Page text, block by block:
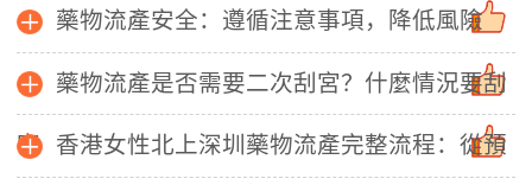
藥物流產安全：遵循注意事項，降低風險
藥物流產是否需要二次刮宮？什麼情況要刮
宮 香港女性北上深圳藥物流產完整流程：從預